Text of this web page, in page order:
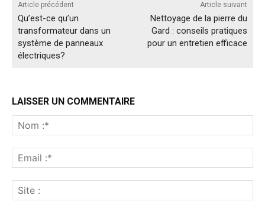
Article précédent
Qu’est-ce qu’un
transformateur dans un
système de panneaux
électriques?
Article suivant
Nettoyage de la pierre du
Gard : conseils pratiques
pour un entretien efficace
LAISSER UN COMMENTAIRE
:*
:*
: